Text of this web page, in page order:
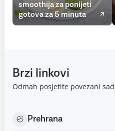
smoothija za ponijeti
gotova za 5 minuta
Brzi linkovi
Odmah posjetite povezani
Prehrana